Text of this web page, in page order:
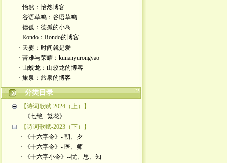
· 怡然：怡然博客
· 谷语草鸣：谷语草鸣
· 德孤：德孤的小岛
· Rondo：Rondo的博客
· 天婴：时间就是爱
· 苦难与荣耀：kunanyurongyao
· 山蛟龙：山蛟龙的博客
· 旅泉：旅泉的博客
分类目录
【诗词歌赋-2024（上）】
· 《七绝 . 繁花》
【诗词歌赋-2023（下）】
· 《十六字令》- 朝、夕
· 《十六字令》- 医、师
· 《十六字小令》--忧、思、知